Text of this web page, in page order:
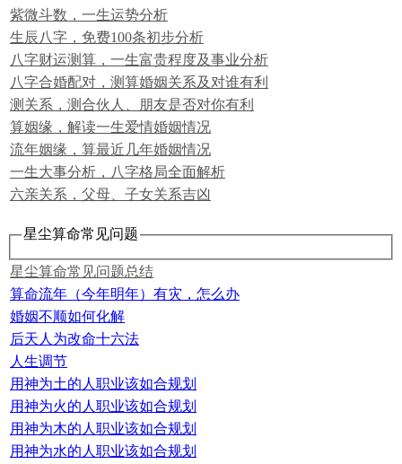
紫微斗数，一生运势分析
生辰八字，免费100条初步分析
八字财运测算，一生富贵程度及事业分析
八字合婚配对，测算婚姻关系及对谁有利
测关系，测合伙人、朋友是否对你有利
算姻缘，解读一生爱情婚姻情况
流年姻缘，算最近几年婚姻情况
一生大事分析，八字格局全面解析
六亲关系，父母、子女关系吉凶
星尘算命常见问题
星尘算命常见问题总结
算命流年（今年明年）有灾，怎么办
婚姻不顺如何化解
后天人为改命十六法
人生调节
用神为土的人职业该如合规划
用神为火的人职业该如合规划
用神为木的人职业该如合规划
用神为水的人职业该如合规划